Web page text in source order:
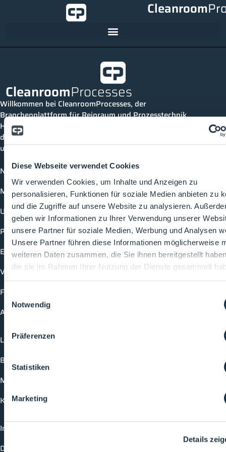
Diese Webseite verwendet Cookies
Wir verwenden Cookies, um Inhalte und Anzeigen zu
personalisieren, Funktionen für soziale Medien anbieten zu
und die Zugriffe auf unsere Website zu analysieren.
geben wir Informationen zu Ihrer Verwendung unserer
unsere Partner für soziale Medien, Werbung und Analysen
Unsere Partner führen diese Informationen möglicherweise
weiteren Daten zusammen, die Sie ihnen bereitgestellt
die sie im Rahmen Ihrer Nutzung der Dienste gesammelt
Einwilligungsauswahl
Notwendig
Präferenzen
Statistiken
Marketing
Details
Cleanroom
CleanroomProcesses
Willkommen bei CleanroomProcesses, der
Branchenplattform für Reinraum und Prozesstechnik.
Hier bleibst du immer auf dem neuesten Stand, kannst
dich mit anderen verknüpfen und alle relevanten Themen
und Events der Branche entdecken.
News
Mediathek
Unternehmen
Produkte
Events
Vorträge
Future-Faces
Academy
Login
Buchungsmöglichkeiten
Medienformate
Kontakt
Impressum
Datenschutzerklärung